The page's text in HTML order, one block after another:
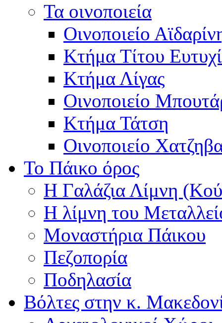
Τα οινοποιεία
Οινοποιείο
Κτήμα Τίτου
Κτήμα Λίγας
Οινοποιείο
Κτήμα Τάτση
Οινοποιείο
Το Πάικο όρος
Η Γαλάζια Λίμνη
Η λίμνη του
Μοναστήρια Πάικου
Πεζοπορία
Ποδηλασία
Βόλτες στην κ.